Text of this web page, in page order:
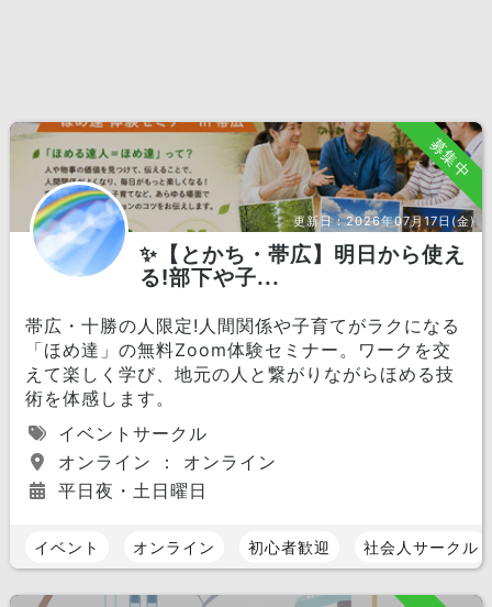
募集中
更新日：2026年07月17日(金)
✨【とかち・帯広】明日から使え
る!部下や子...
帯広・十勝の人限定!人間関係や子育てがラクになる
「ほめ達」の無料Zoom体験セミナー。ワークを交
えて楽しく学び、地元の人と繋がりながらほめる技
術を体感します。
イベントサークル
オンライン ： オンライン
平日夜・土日曜日
イベント オンライン 初心者歓迎 社会人サークル